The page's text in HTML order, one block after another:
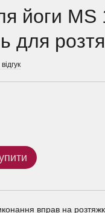
йоги
для
вправ на